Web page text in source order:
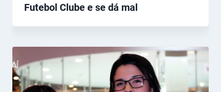
Futebol Clube e se dá mal